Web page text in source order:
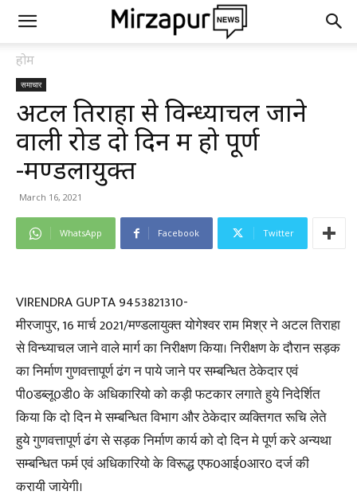
होम
समाचार
अटल तिराहा से विन्ध्याचल जाने
वाली रोड दो दिन में हो पूर्ण
-मण्डलायुक्त
March 16, 2021
WhatsApp Facebook Twitter
VIRENDRA GUPTA 9453821310-
मीरजापुर, 16 मार्च 2021/मण्डलायुक्त योगेश्वर राम मिश्र ने अटल तिराहा
से विन्ध्याचल जाने वाले मार्ग का निरीक्षण किया। निरीक्षण के दौरान सड़क
का निर्माण गुणवत्तापूर्ण ढंग न पाये जाने पर सम्बन्धित ठेकेदार एवं
पी0डब्लू0डी0 के अधिकारियो को कड़ी फटकार लगाते हुये निदेर्शित
किया कि दो दिन मे सम्बन्धित विभाग और ठेकेदार व्यक्तिगत रूचि लेते
हुये गुणवत्तापूर्ण ढंग से सड़क निर्माण कार्य को दो दिन मे पूर्ण करे अन्यथा
सम्बन्धित फर्म एवं अधिकारियो के विरूद्ध एफ0आई0आर0 दर्ज की
करायी जायेगी।